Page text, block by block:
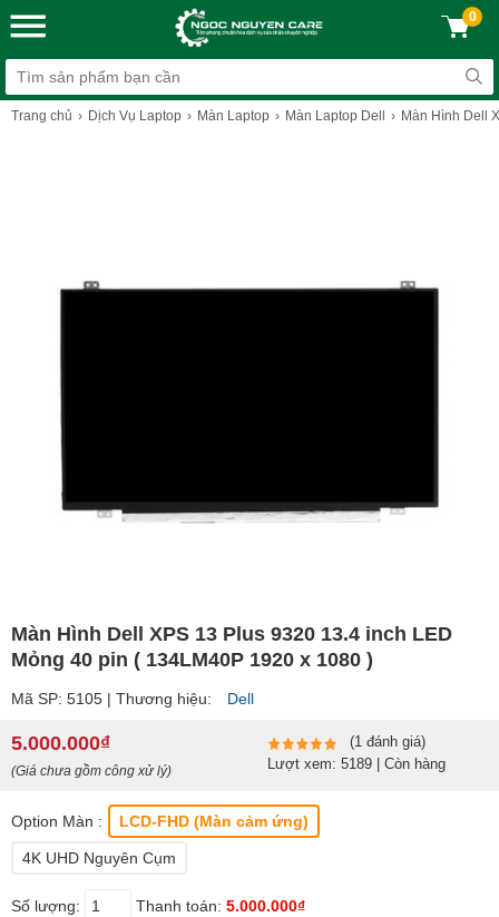
0
Trang chủ Dịch Vụ Laptop Màn Laptop Màn Laptop Dell Màn Hình Dell
Màn Hình Dell XPS 13 Plus 9320 13.4 inch LED
Mỏng 40 pin ( 134LM40P 1920 x 1080 )
Mã SP: 5105 | Thương hiệu: Dell
5.000.000₫
(Giá chưa gồm công xử lý)
(1 đánh giá)
Lượt xem: 5189 | Còn hàng
Option Màn : LCD-FHD (Màn cảm ứng)
4K UHD Nguyên Cụm
Số lượng: Thanh toán: 5.000.000₫